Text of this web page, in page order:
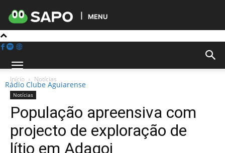
MENU
Rádio Clube Aguiarense
Início Notícias
Notícias
População apreensiva com
projecto de exploração de
lítio em Adagoi